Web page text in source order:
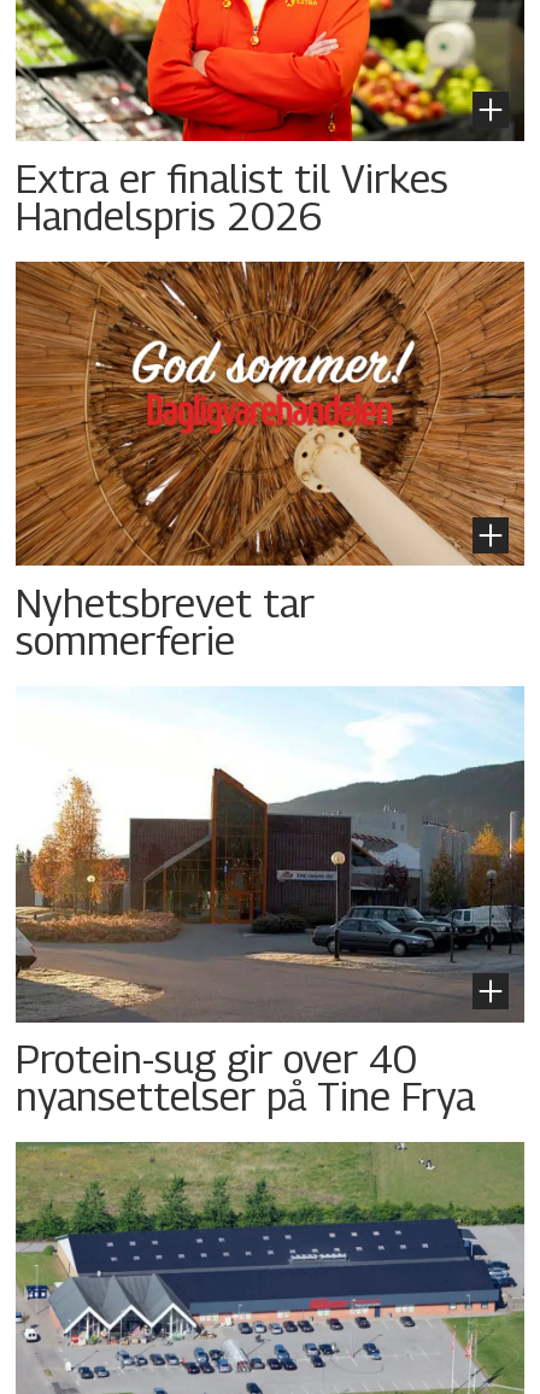
Extra er finalist til Virkes
Handelspris 2026
Nyhetsbrevet tar
sommerferie
Protein-sug gir over 40
nyansettelser på Tine Frya